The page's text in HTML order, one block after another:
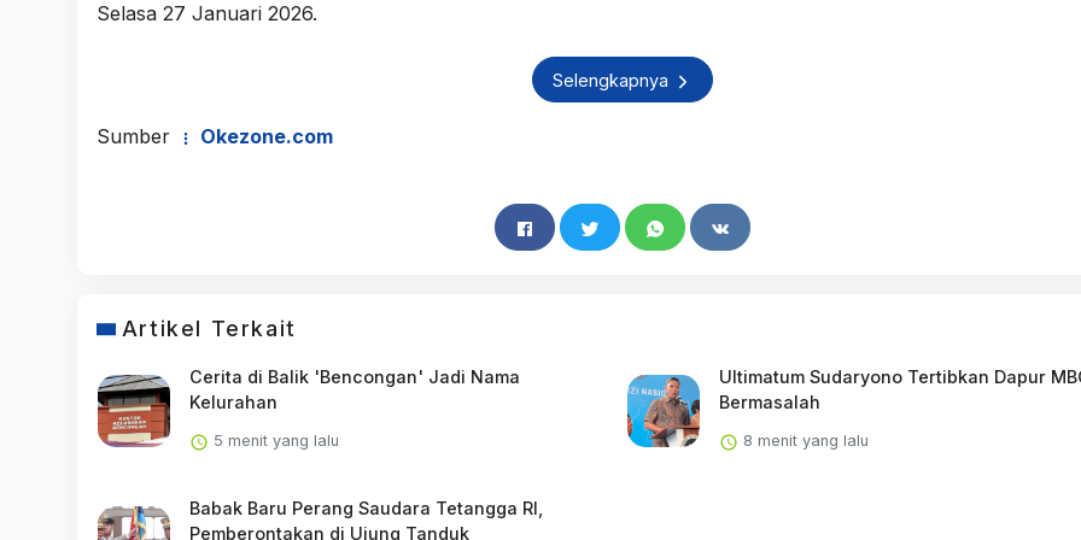
Selasa 27 Januari 2026.
Selengkapnya
Sumber Okezone.com
Artikel Terkait
Cerita di Balik 'Bencongan' Jadi Nama
Kelurahan
5 menit yang lalu
Ultimatum Sudaryono Tertibkan Dapur
Bermasalah
8 menit yang lalu
Babak Baru Perang Saudara Tetangga RI,
Pemberontakan di Ujung Tanduk